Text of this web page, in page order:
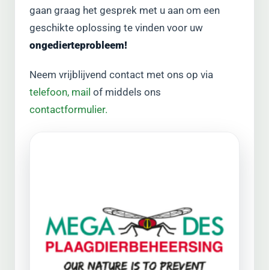
gaan graag het gesprek met u aan om een
geschikte oplossing te vinden voor uw
ongedierteprobleem!
Neem vrijblijvend contact met ons op via
telefoon, mail of middels ons
contactformulier.